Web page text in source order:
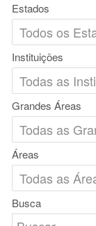
Estados
Instituições
Grandes Áreas
Áreas
Busca